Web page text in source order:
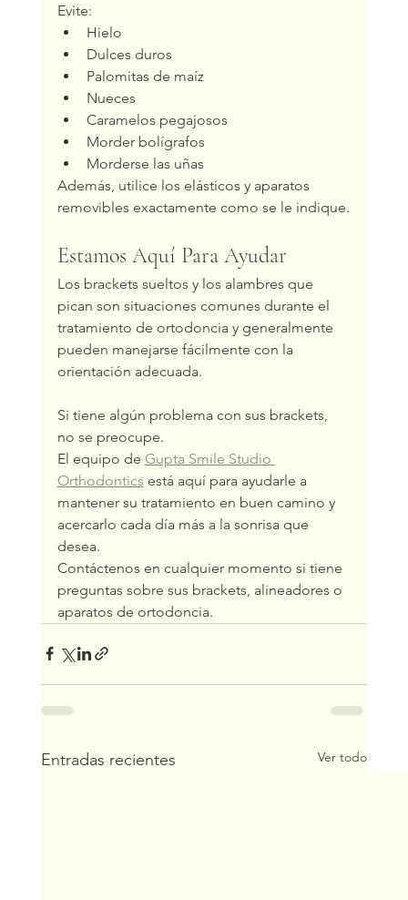
Evite:
Hielo
Dulces duros
Palomitas de maíz
Nueces
Caramelos pegajosos
Morder bolígrafos
Morderse las uñas
Además, utilice los elásticos y aparatos
removibles exactamente como se le indique.
Estamos Aquí Para Ayudar
Los brackets sueltos y los alambres que
pican son situaciones comunes durante el
tratamiento de ortodoncia y generalmente
pueden manejarse fácilmente con la
orientación adecuada.
Si tiene algún problema con sus brackets,
no se preocupe.
El equipo de Gupta Smile Studio
Orthodontics está aquí para ayudarle a
mantener su tratamiento en buen camino y
acercarlo cada día más a la sonrisa que
desea.
Contáctenos en cualquier momento si tiene
preguntas sobre sus brackets, alineadores o
aparatos de ortodoncia.
Entradas recientes Ver todo